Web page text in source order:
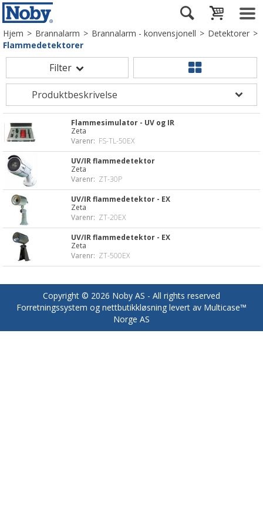
Hjem>Brannalarm>Brannalarm - konvensjonell>Detektorer>
Flammedetektorer
Filter
Flammesimulator - UV og IR
Zeta
Varenr: FS-TL-50EX
UV/IR flammedetektor
Zeta
Varenr: ZT-30P
UV/IR flammedetektor - EX
Zeta
Varenr: ZT-20EX
UV/IR flammedetektor - EX
Zeta
Varenr: ZT-500EX
Copyright © 2026 Noby AS - All rights reserved
Forretningssystem og nettbutikkløsning levert av Multicase™
Norge AS